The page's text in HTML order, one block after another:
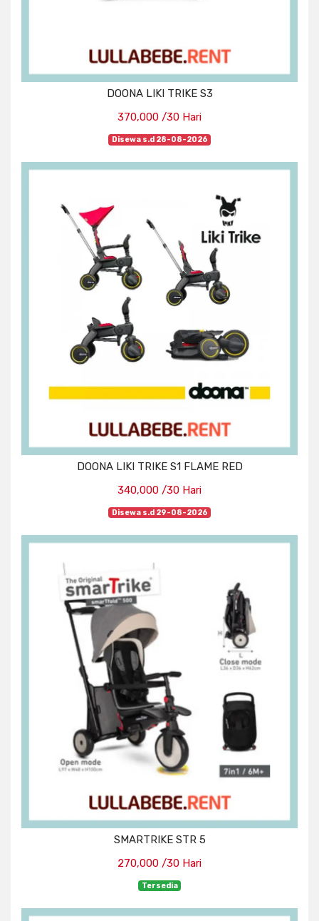
DOONA LIKI TRIKE S3
370,000 /30 Hari
Disewa s.d 28-08-2026
DOONA LIKI TRIKE S1 FLAME RED
340,000 /30 Hari
Disewa s.d 29-08-2026
SMARTRIKE STR 5
270,000 /30 Hari
Tersedia